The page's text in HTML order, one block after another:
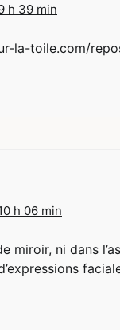
h 39 min
la-toile.com/
h 06 min
miroir, ni dans